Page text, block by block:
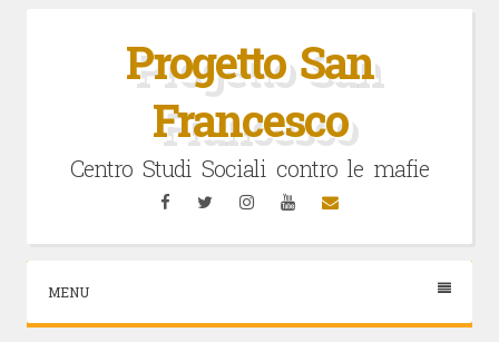
Progetto San
Francesco
Centro Studi Sociali contro le mafie
FacebookTwitterInstagramYouTubeEmail
MENU